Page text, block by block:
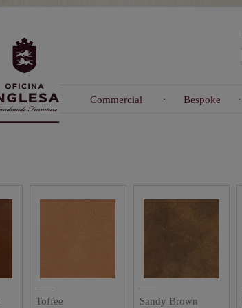
Commercial Bespoke
Toffee Sandy Brown